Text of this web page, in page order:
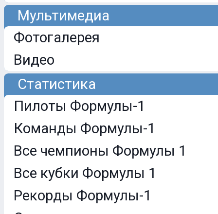
Мультимедиа
Фотогалерея
Видео
Статистика
Пилоты Формулы-1
Команды Формулы-1
Все чемпионы Формулы 1
Все кубки Формулы 1
Рекорды Формулы-1